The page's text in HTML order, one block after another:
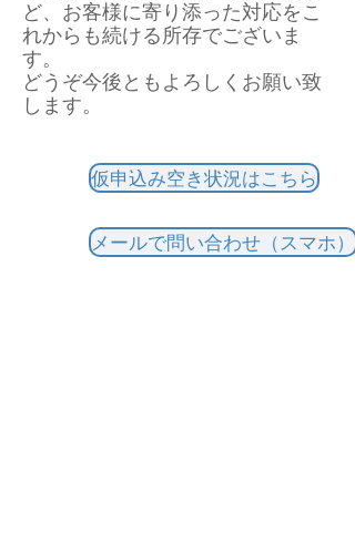
ど、お客様に寄り添った対応をこ
れからも続ける所存でございま
す。
​どうぞ今後ともよろしくお願い致
します。
仮申込み空き状況はこちら
メールで問い合わせ（スマホ）